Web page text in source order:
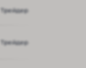
Трейдер
Трейдер